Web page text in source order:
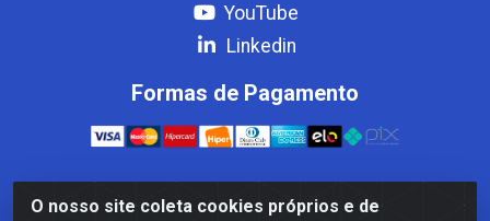
O nosso site coleta cookies próprios e de
YouTube
Linkedin
Formas de Pagamento